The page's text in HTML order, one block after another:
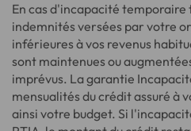
En cas d'incapacité
indemnités versées par votre
inférieures à vos revenus
sont maintenues ou
imprévus. La garantie
mensualités du crédit assuré à
ainsi votre budget. Si